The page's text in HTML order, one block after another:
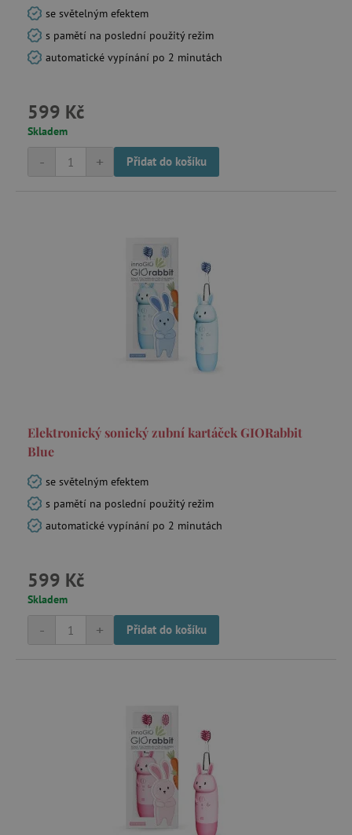
se světelným efektem
s pamětí na poslední použitý režim
automatické vypínání po 2 minutách
599 Kč
Skladem
+
- Přidat do košíku
Elektronický sonický zubní kartáček GIORabbit
Blue
se světelným efektem
s pamětí na poslední použitý režim
automatické vypínání po 2 minutách
599 Kč
Skladem
+
- Přidat do košíku
MARKETINGOVÉ COOKIES
Nezbytně nutné soubory cookie umožňují
základní funkce webových stránek, jako je
přihlášení uživatele a správa účtu. Webové
stránky nelze bez nezbytně nutných souborů
cookie správně používat.
_lb_ccc